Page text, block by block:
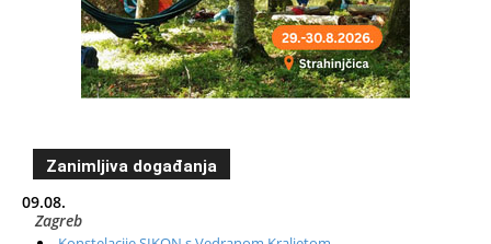
Zanimljiva događanja
09.08.
Zagreb